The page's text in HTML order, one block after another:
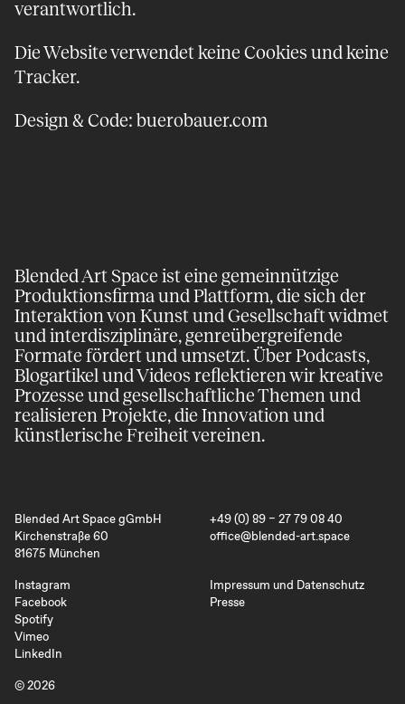
verantwortlich.
Die Website verwendet keine Cookies und keine
Tracker.
Design & Code:buerobauer.com
Blended Art Space ist eine gemeinnützige
Produktions­firma und Plattform, die sich der
Inter­aktion von Kunst und Gesell­schaft widmet
und inter­disziplinäre, genre­übergreifende
Formate fördert und umsetzt. Über Podcasts,
Blog­artikel und Videos reflektieren wir kreative
Prozesse und gesell­schaftliche Themen und
realisieren Projekte, die Innovation und
künstlerische Freiheit vereinen.
Blended Art Space gGmbH
Kirchenstraße 60
81675 München
+49 (0) 89 – 27 79 08 40
office@blended-art.space
Instagram
Facebook
Spotify
Vimeo
LinkedIn
Impressum und Datenschutz
Presse
© 2026